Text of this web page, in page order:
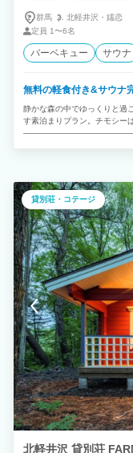
群馬 北軽井沢・ 嬬恋
定員 1〜6名
バーベキュー サウナ
無料の軽食付き&サウナ
静かな森の中でゆっくりと過
す素泊まりプラン。チモシー
りなど楽しめるスポットがい
※牧場への無断立ち入りは固
館方法につきましてそれぞれ
頂きますようお願いいたしま
します。 0279-84-2085 【そ
ドシェフ」（出張シェフサー
にお客様から直接「CROWD
用可能です。 非日常の空間
クラウドシェフでの契約とな
https://crowd-chef.com/ ・朝
ーヒーは、信州・御代田「
県桐生で大正時代から続く「
主にご提供いたします。 ■そ
です ・BBQグリル：利用料
ものをご用意頂きますようお
活動についてレクチャー)：
季限定) ※オプション料金は
は事前のご予約が必要です -
対象です。午前6時～午後4時
内差し上げます。 - チーズ作
す。詳細はご予約時にご案内
貸別荘・コテージ
北軽井沢 貸別荘